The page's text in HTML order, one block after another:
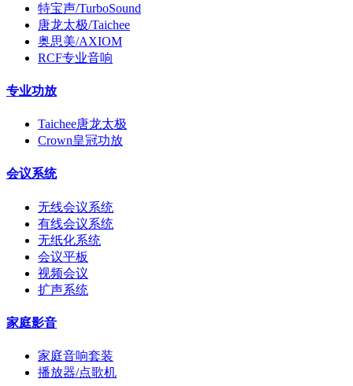
特宝声/TurboSound
唐龙太极/Taichee
奥思美/AXIOM
RCF专业音响
专业功放
Taichee唐龙太极
Crown皇冠功放
会议系统
无线会议系统
有线会议系统
无纸化系统
会议平板
视频会议
扩声系统
家庭影音
家庭音响套装
播放器/点歌机